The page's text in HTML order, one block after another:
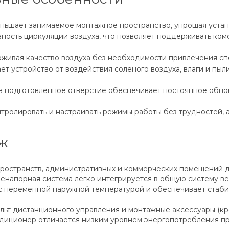
занимаемое монтажное пространство, упрощая
циркуляции воздуха, что позволяет поддерживать
качество воздуха без необходимости привлечения
от воздействия соленого воздуха, влаги и
отверстие обеспечивает постоянное
и настраивать режимы работы без трудностей,
административных и коммерческих помещений
система легко интегрируется в общую систему
переменной наружной температурой и обеспечивает
дистанционного управления и монтажные аксессуары
отличается низким уровнем энергопотребления